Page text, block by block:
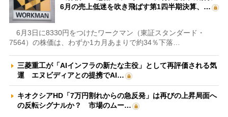
6月の売上低迷を吹き飛ばす第1四半期決算、…
6月3日に8330円をつけたワークマン（東証スタンダード・
7564）の株価は、わずか1カ月あまりで約34％下落…
三菱重工が「AIインフラの新たな主役」として再評価される気
運 エヌビディアとの提携でAI…
キオクシアHD「7万円割れからの急反発」は再びの上昇局面へ
の反転シグナルか？ 市場のムー…